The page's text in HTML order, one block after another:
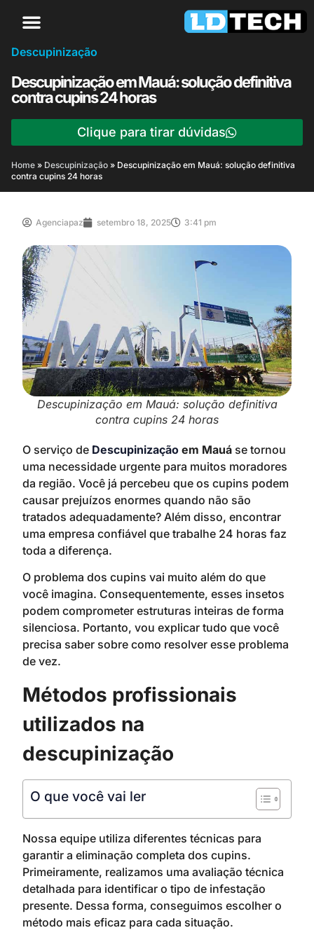
Descupinização
Descupinização em Mauá: solução definitiva
contra cupins 24 horas
Clique para tirar dúvidas
Home » Descupinização » Descupinização em Mauá: solução definitiva
contra cupins 24 horas
Agenciapaz setembro 18, 2025 3:41 pm
Descupinização em Mauá: solução definitiva
contra cupins 24 horas
O serviço de Descupinização em Mauá se tornou
uma necessidade urgente para muitos moradores
da região. Você já percebeu que os cupins podem
causar prejuízos enormes quando não são
tratados adequadamente? Além disso, encontrar
uma empresa confiável que trabalhe 24 horas faz
toda a diferença.
O problema dos cupins vai muito além do que
você imagina. Consequentemente, esses insetos
podem comprometer estruturas inteiras de forma
silenciosa. Portanto, vou explicar tudo que você
precisa saber sobre como resolver esse problema
de vez.
Métodos profissionais
utilizados na
descupinização
O que você vai ler
Nossa equipe utiliza diferentes técnicas para
garantir a eliminação completa dos cupins.
Primeiramente, realizamos uma avaliação técnica
detalhada para identificar o tipo de infestação
presente. Dessa forma, conseguimos escolher o
método mais eficaz para cada situação.